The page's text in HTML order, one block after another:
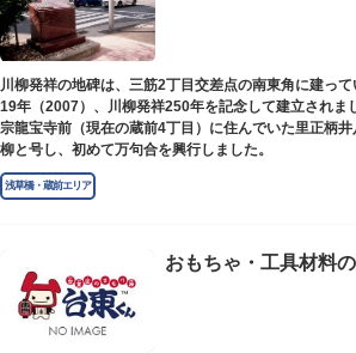
※現在、この場所に「旧躋寿館跡 浅草医学館跡」に関
等は設置されておりません。
川柳発祥の地碑は、三筋2丁目交差点の南東角に建っ
19年（2007）、川柳発祥250年を記念して建立されま
宗龍宝寺前（現在の蔵前4丁目）に住んでいた里正柄井
柳と号し、初めて万句合を興行しました。
浅草橋・蔵前エリア
おもちゃ・工具材料